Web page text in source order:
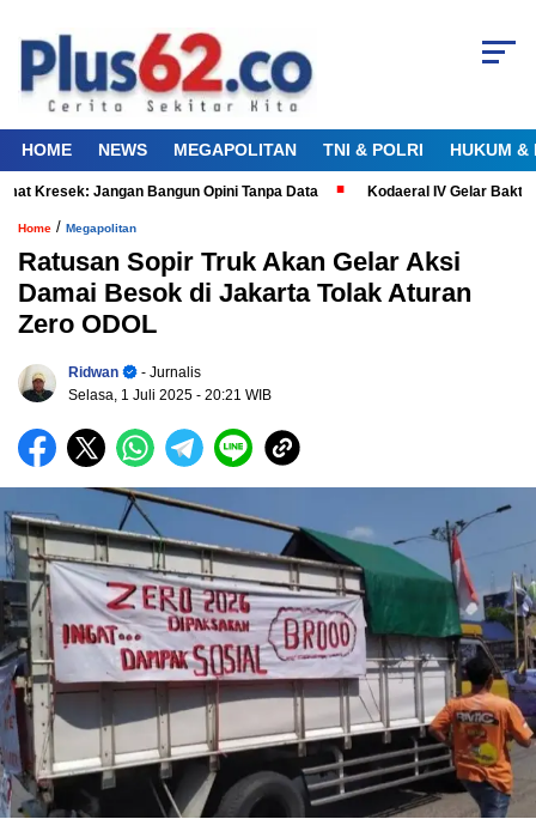
HOME NEWS MEGAPOLITAN TNI & POLRI HUKUM &
Kresek: Jangan Bangun Opini Tanpa Data Kodaeral IV Gelar Bakti
Home / Megapolitan
Ratusan Sopir Truk Akan Gelar Aksi
Damai Besok di Jakarta Tolak Aturan
Zero ODOL
Ridwan
- Jurnalis
Selasa, 1 Juli 2025 - 20:21 WIB